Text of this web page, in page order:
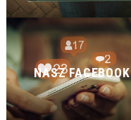
NASZ FACEBOOK